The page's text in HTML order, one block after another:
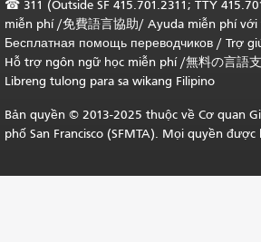
☎ 311 (Outside SF 415.701.2311; TTY
miễn phí /免費語言協助/ Ayuda miễn phí
Бесплатная помощь переводчиков / Trợ
Hỗ trợ ngôn ngữ học miễn phí/無料の言語
Libreng tulong para sa wikang Filipino
Bản quyền © 2013-2025 thuộc về Cơ quan
phố San Francisco (SFMTA). Mọi quyền